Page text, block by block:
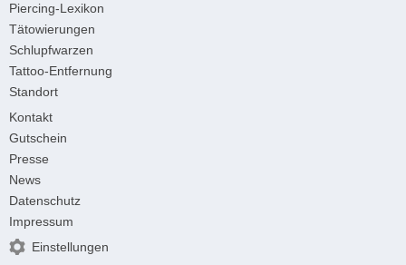
Piercing-Lexikon
Tätowierungen
Schlupfwarzen
Tattoo-Entfernung
Standort
Kontakt
Gutschein
Presse
News
Datenschutz
Impressum
Einstellungen